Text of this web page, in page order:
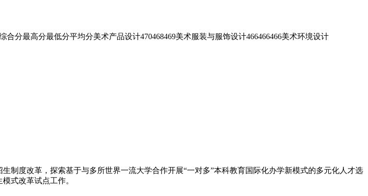
最高分最低分平均分美术产品设计470468469美术服装与服饰设计466466466美术环境设计
制度改革，探索基于与多所世界一流大学合作开展“一对多”本科教育国际化办学新模式的多元化人才选
式改革试点工作。